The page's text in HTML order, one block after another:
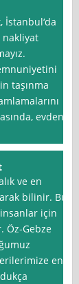
İstanbul‘da
nakliyat
taşınma
evden
ve en
bilinir. Bu
için
Öz-Gebze
en